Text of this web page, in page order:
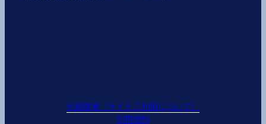
利用環境（サイトご利用について）
利用規約